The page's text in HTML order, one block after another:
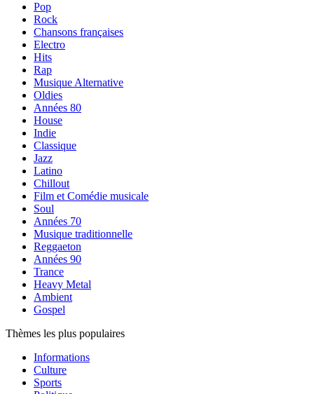
Pop
Rock
Chansons françaises
Electro
Hits
Rap
Musique Alternative
Oldies
Années 80
House
Indie
Classique
Jazz
Latino
Chillout
Film et Comédie musicale
Soul
Années 70
Musique traditionnelle
Reggaeton
Années 90
Trance
Heavy Metal
Ambient
Gospel
Thèmes les plus populaires
Informations
Culture
Sports